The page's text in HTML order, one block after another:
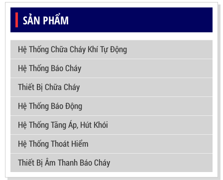
SẢN PHẨM
Hệ Thống Chữa Cháy Khí Tự Động
Hệ Thống Báo Cháy
Thiết Bị Chữa Cháy
Hệ Thống Báo Động
Hệ Thống Tăng Áp, Hút Khói
Hệ Thống Thoát Hiểm
Thiết Bị Âm Thanh Báo Cháy